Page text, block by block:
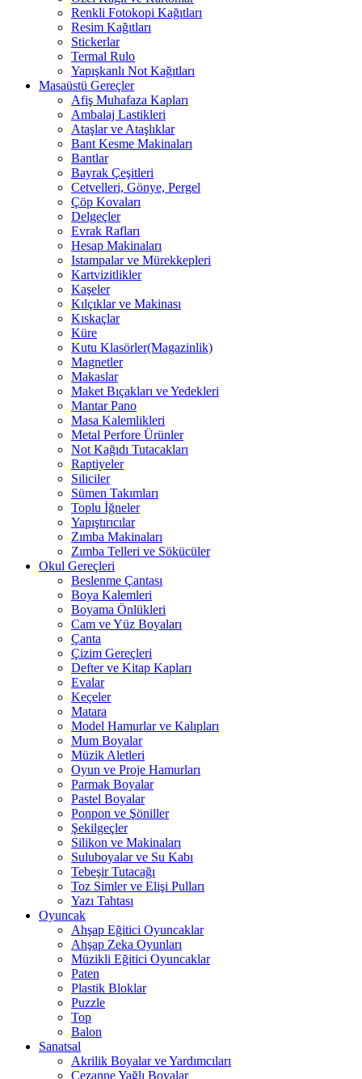
Renkli Fotokopi Kağıtları
Resim Kağıtları
Stickerlar
Termal Rulo
Yapışkanlı Not Kağıtları
Masaüstü Gereçler
Afiş Muhafaza Kapları
Ambalaj Lastikleri
Ataşlar ve Ataşlıklar
Bant Kesme Makinaları
Bantlar
Bayrak Çeşitleri
Cetvelleri, Gönye, Pergel
Çöp Kovaları
Delgeçler
Evrak Rafları
Hesap Makinaları
Istampalar ve Mürekkepleri
Kartvizitlikler
Kaşeler
Kılçıklar ve Makinası
Kıskaçlar
Küre
Kutu Klasörler(Magazinlik)
Magnetler
Makaslar
Maket Bıçakları ve Yedekleri
Mantar Pano
Masa Kalemlikleri
Metal Perfore Ürünler
Not Kağıdı Tutacakları
Raptiyeler
Siliciler
Sümen Takımları
Toplu İğneler
Yapıştırıcılar
Zımba Makinaları
Zımba Telleri ve Sökücüler
Okul Gereçleri
Beslenme Çantası
Boya Kalemleri
Boyama Önlükleri
Cam ve Yüz Boyaları
Çanta
Çizim Gereçleri
Defter ve Kitap Kapları
Evalar
Keçeler
Matara
Model Hamurlar ve Kalıpları
Mum Boyalar
Müzik Aletleri
Oyun ve Proje Hamurları
Parmak Boyalar
Pastel Boyalar
Ponpon ve Şöniller
Şekilgeçler
Silikon ve Makinaları
Suluboyalar ve Su Kabı
Tebeşir Tutacağı
Toz Simler ve Elişi Pulları
Yazı Tahtası
Oyuncak
Ahşap Eğitici Oyuncaklar
Ahşap Zeka Oyunları
Müzikli Eğitici Oyuncaklar
Paten
Plastik Bloklar
Puzzle
Top
Balon
Sanatsal
Akrilik Boyalar ve Yardımcıları
Cezanne Yağlı Boyalar